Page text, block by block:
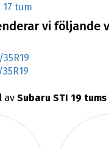
tum
vi följande
av Subaru STI 19